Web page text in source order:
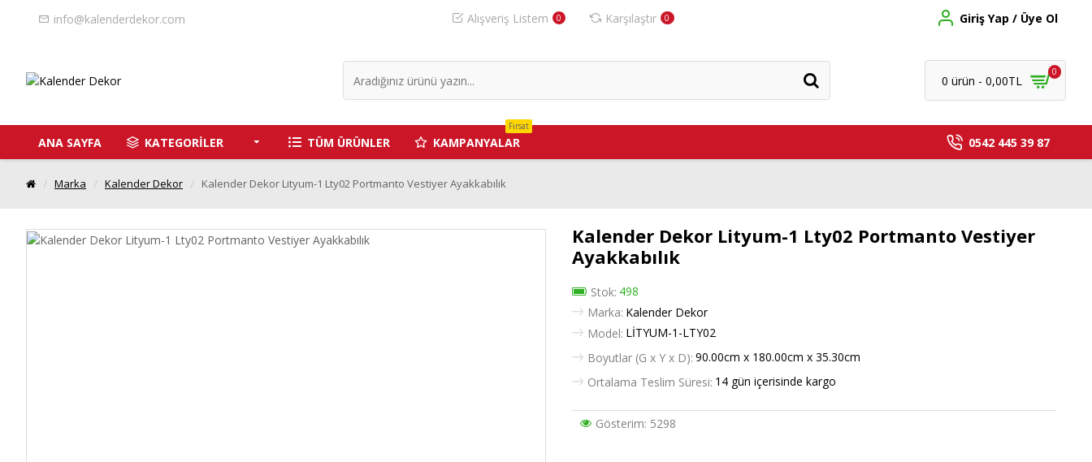
info@kalenderdekor.com Alışveriş Listem 0 Karşılaştır 0 Giriş Yap / Üye Ol
0 ürün - 0,00TL
0
ANA SAYFA KATEGORİLER TÜM ÜRÜNLER KAMPANYALAR
Fırsat
0542 445 39 87
Marka Kalender Dekor Kalender Dekor Lityum-1 Lty02 Portmanto Vestiyer Ayakkabılık
Kalender Dekor Lityum-1 Lty02 Portmanto Vestiyer
Ayakkabılık
Stok: 498
Marka: Kalender Dekor
Model: LİTYUM-1-LTY02
Boyutlar (G x Y x D): 90.00cm x 180.00cm x 35.30cm
Ortalama Teslim Süresi: 14 gün içerisinde kargo
Gösterim: 5298